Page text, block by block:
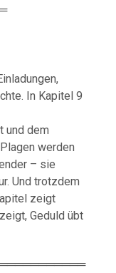
In Kapitel 9
und dem
werden
– sie
Und trotzdem
zeigt
Geduld übt